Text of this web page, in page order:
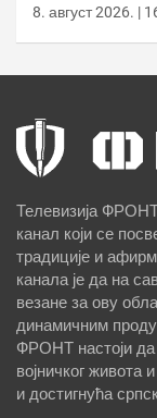
8. август 2026. |
Телевизија ФРОНТ
канал који се
традиције и
канала је да на
везане за ову
динамичним
ФРОНТ настоји
војничког живота
и достигнућа